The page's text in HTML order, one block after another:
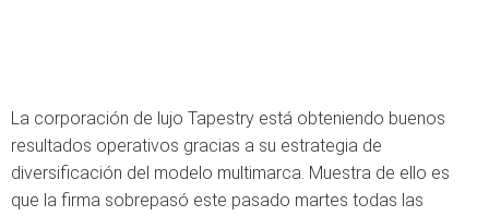
La corporación de lujo Tapestry está obteniendo buenos
resultados operativos gracias a su estrategia de
diversificación del modelo multimarca. Muestra de ello es
que la firma sobrepasó este pasado martes todas las